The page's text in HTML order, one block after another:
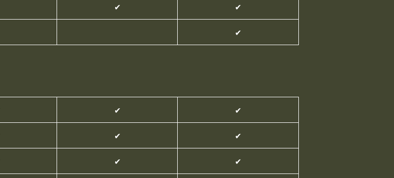
✔︎ ✔︎
✔︎
✔︎ ✔︎
✔︎ ✔︎
✔︎ ✔︎